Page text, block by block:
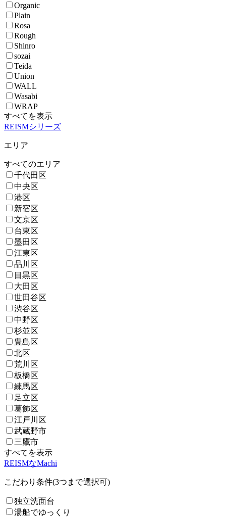
Organic
Plain
Rosa
Rough
Shinro
sozai
Teida
Union
WALL
Wasabi
WRAP
すべてを表示
REISMシリーズ
エリア
すべてのエリア
千代田区
中央区
港区
新宿区
文京区
台東区
墨田区
江東区
品川区
目黒区
大田区
世田谷区
渋谷区
中野区
杉並区
豊島区
北区
荒川区
板橋区
練馬区
足立区
葛飾区
江戸川区
武蔵野市
三鷹市
すべてを表示
REISMなMachi
こだわり条件(3つまで選択可)
独立洗面台
湯船でゆっくり